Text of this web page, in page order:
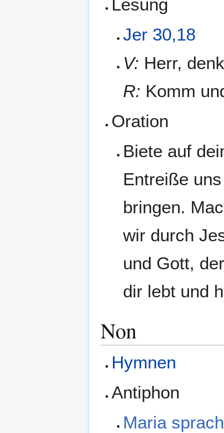
Lesung
Jer 30,18
V: Herr,
R: Komm
Oration
Biete auf
Entreiße
bringen.
wir durch
und Gott,
dir lebt und
Non
Hymnen
Antiphon
Maria